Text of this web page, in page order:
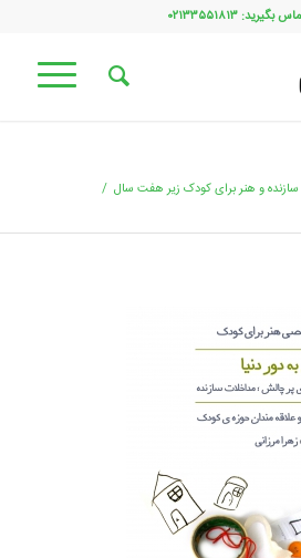
۰۲۱۳۳۵۵۱۸۱۳
سازنده و هنر برای کودک زیر هفت سال /